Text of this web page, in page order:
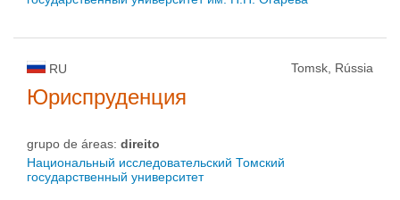
RU Tomsk, Rússia
Юриспруденция
grupo de áreas: direito
Национальный исследовательский Томский
государственный университет